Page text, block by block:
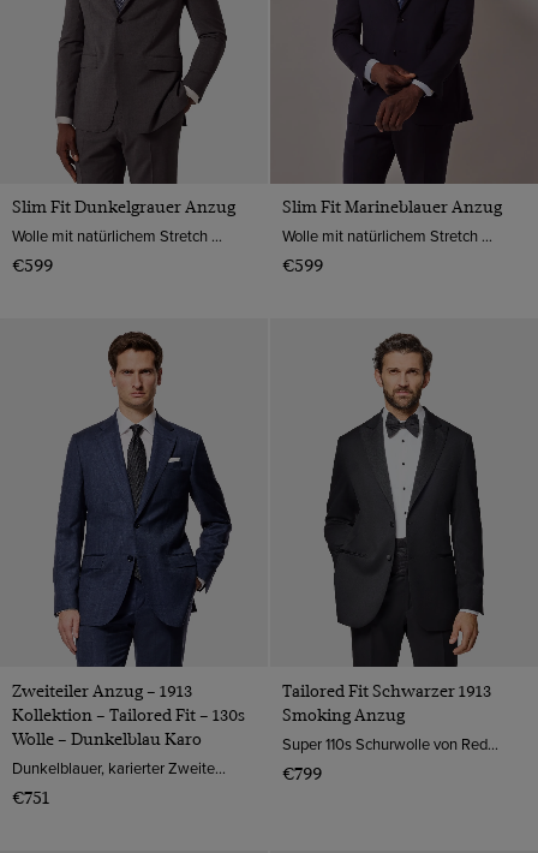
Slim Fit Dunkelgrauer Anzug
Wolle mit natürlichem Stretch von Marzotto, Italien
€599
Slim Fit Marineblauer Anzug
Wolle mit natürlichem Stretch von Marzotto, Italien
€599
Zweiteiler Anzug – 1913
Kollektion – Tailored Fit – 130s
Wolle – Dunkelblau Karo
Dunkelblauer, karierter Zweiteiler Anzug aus 100% 130s Wolle.
€751
Tailored Fit Schwarzer 1913
Smoking Anzug
Super 110s Schurwolle von Reda, Italien
€799